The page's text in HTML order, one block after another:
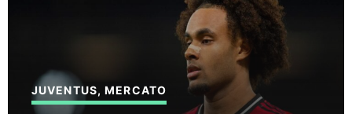
JUVENTUS,MERCATO